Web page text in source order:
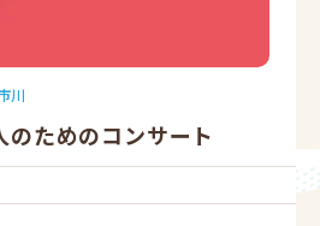
川
ためのコンサート